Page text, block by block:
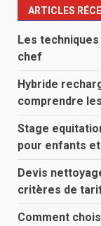
ARTICLES
Les
chef
Hybride
comprendre
Stage
pour enfants
Devis
critères de
Comment